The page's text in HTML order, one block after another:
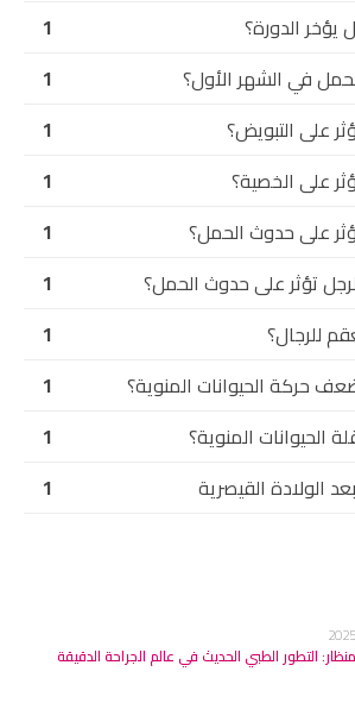
الدورة؟
1
في الشهر الأول؟
1
على التبويض؟
1
على الخصية؟
1
على حدوث الحمل؟
1
تؤثر على حدوث الحمل؟
1
للرجال؟
1
حركة الحيوانات المنوية؟
1
المنوية؟
1
الولادة القيصرية
1
التطور الطبي الحديث في عالم الجراحة الدقيقة